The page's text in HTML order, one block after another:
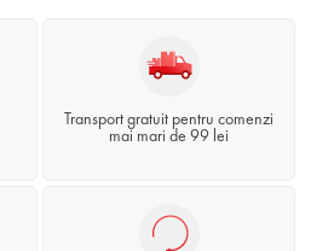
Transport gratuit pentru comenzi
mai mari de 99 lei